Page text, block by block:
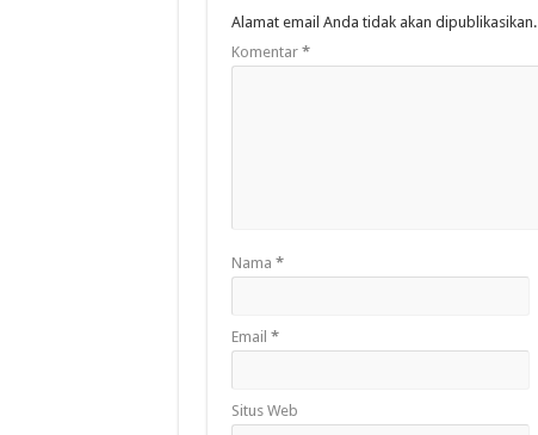
Alamat email Anda tidak akan dipublikasikan.
Komentar *
Nama *
Email *
Situs Web